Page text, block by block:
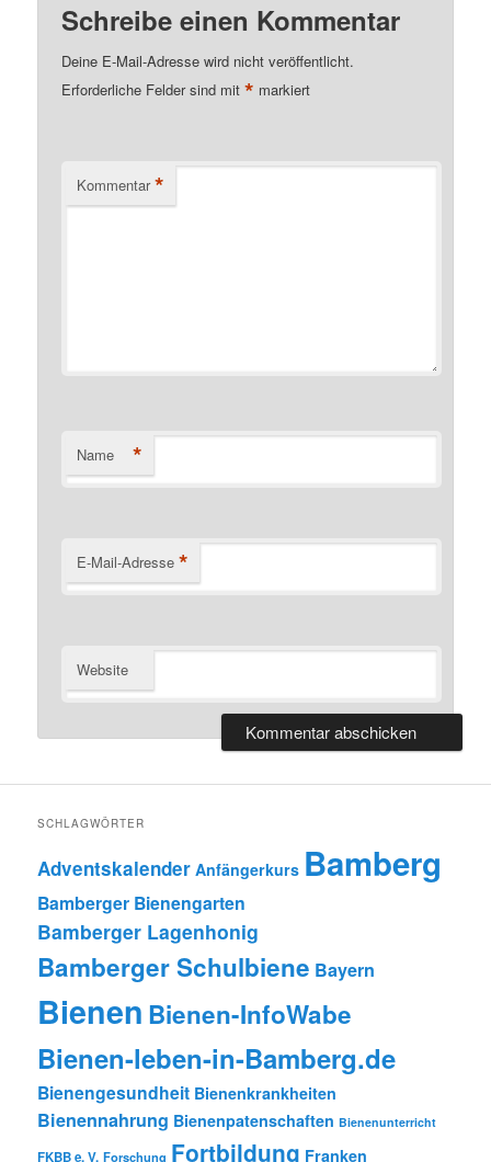
Schreibe einen Kommentar
Deine E-Mail-Adresse wird nicht veröffentlicht.
Erforderliche Felder sind mit* markiert
Kommentar *
Name *
E-Mail-Adresse *
Website
SCHLAGWÖRTER
Adventskalender Anfängerkurs Bamberg
Bamberger Bienengarten
Bamberger Lagenhonig
Bamberger Schulbiene Bayern
Bienen Bienen-InfoWabe
Bienen-leben-in-Bamberg.de
Bienengesundheit Bienenkrankheiten
Bienennahrung Bienenpatenschaften Bienenunterricht
FKBB e. V. Forschung Fortbildung Franken